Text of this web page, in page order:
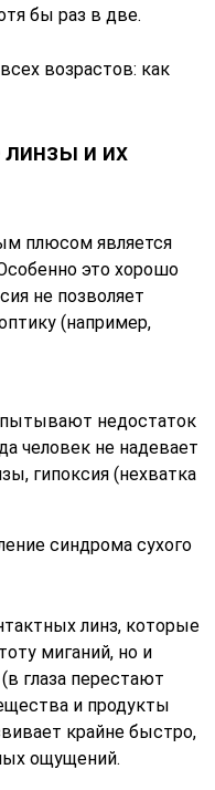
бы раз в две.
возрастов: как
линзы и их
плюсом является
это хорошо
не позволяет
(например,
недостаток
человек не надевает
гипоксия (нехватка
синдрома сухого
линз, которые
миганий, но и
глаза перестают
и продукты
крайне быстро,
ощущений.